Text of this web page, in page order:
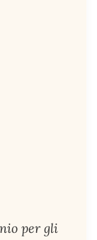
per gli